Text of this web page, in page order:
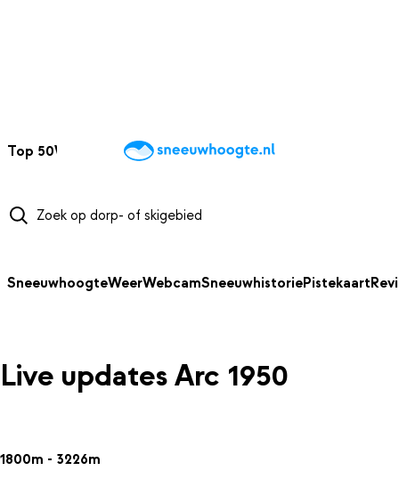
Top 50Webcams WintersportweerKaarten
SneeuwhoogteWeerWebcamSneeuwhistoriePistekaart
Live updates Arc 1950
1800m - 3226m